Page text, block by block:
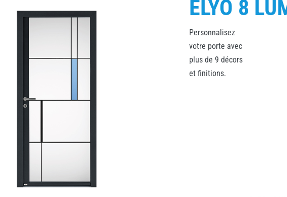
ELYO 8
Personnalisez
votre porte avec
plus de 9 décors
et finitions.